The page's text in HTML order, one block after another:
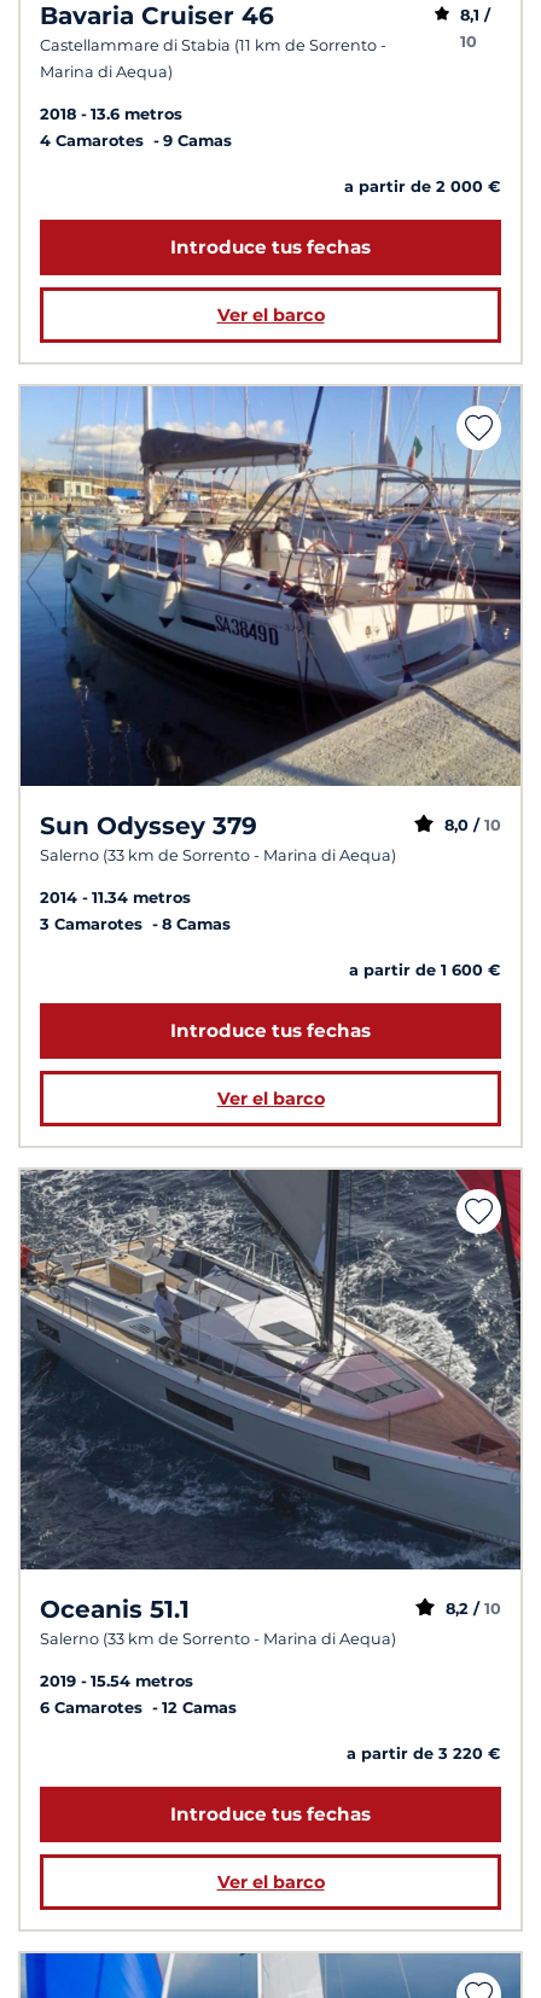
Bavaria Cruiser 46
Castellammare di Stabia (11 km de Sorrento -
Marina di Aequa)
8,1 /
10
2018
13.6 metros
4 Camarotes
9 Camas
a partir de 2 000 €
Introduce tus fechas
Ver el barco
Sun Odyssey 379
Salerno (33 km de Sorrento - Marina di Aequa)
8,0 / 10
2014
11.34 metros
3 Camarotes
8 Camas
a partir de 1 600 €
Introduce tus fechas
Ver el barco
Oceanis 51.1
Salerno (33 km de Sorrento - Marina di Aequa)
8,2 / 10
2019
15.54 metros
6 Camarotes
12 Camas
a partir de 3 220 €
Introduce tus fechas
Ver el barco